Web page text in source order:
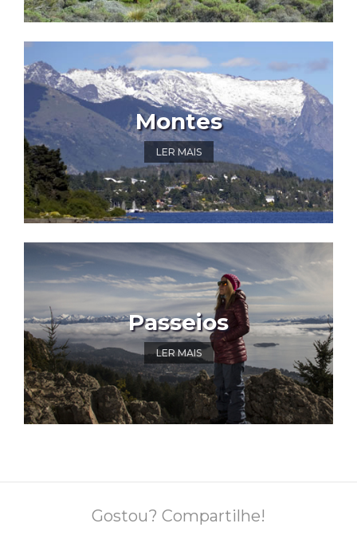
Montes
LER MAIS
Passeios
LER MAIS
Gostou? Compartilhe!